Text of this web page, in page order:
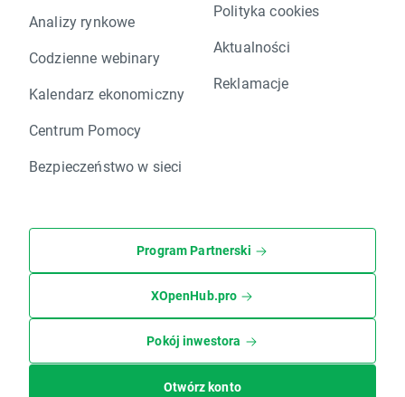
Analizy rynkowe
Codzienne webinary
Kalendarz ekonomiczny
Centrum Pomocy
Bezpieczeństwo w sieci
Polityka cookies
Aktualności
Reklamacje
Program Partnerski
XOpenHub.pro
Pokój inwestora
Otwórz konto